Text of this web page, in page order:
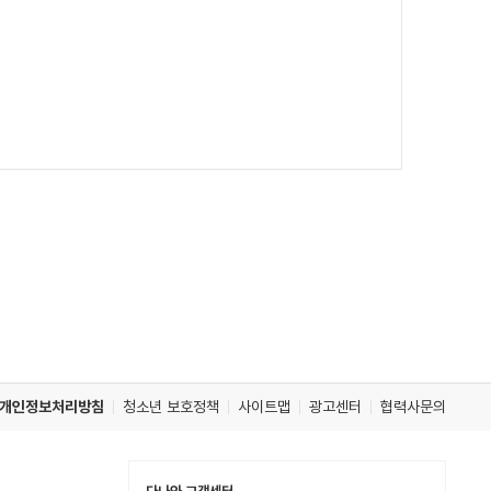
개인정보처리방침 청소년 보호정책 사이트맵 광고센터 협력사문의